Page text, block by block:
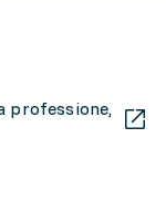
professione,